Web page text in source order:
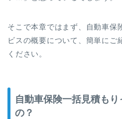
そこで本章ではまず、自動車保
ビスの概要について、簡単にご
ください。
自動車保険一括見積も
の？